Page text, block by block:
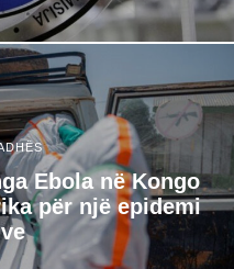
Ebola në Kongo
për një epidemi